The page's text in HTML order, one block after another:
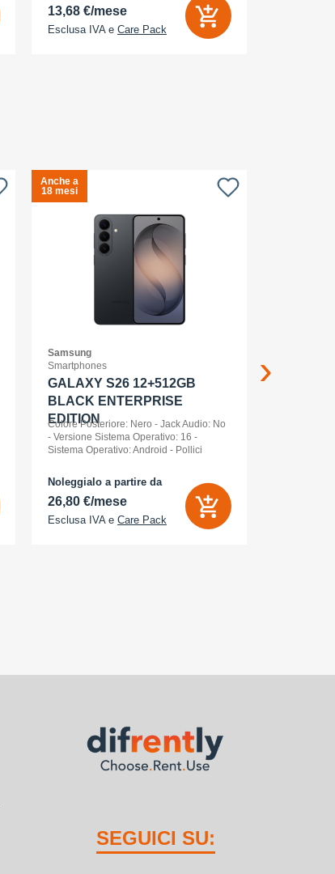
13,68 €/mese
Esclusa IVA e Care Pack
Anche a
18 mesi
Samsung
Smartphones
GALAXY S26 12+512GB
BLACK ENTERPRISE
EDITION
Colore Posteriore: Nero - Jack Audio: No
- Versione Sistema Operativo: 16 -
Sistema Operativo: Android - Pollici
- Memoria Interna (ROM): 512 GB -
Espandibile fino a: 0 GB - Dual Sim: Sì
Noleggialo a partire da
26,80 €/mese
Esclusa IVA e Care Pack
SEGUICI SU: